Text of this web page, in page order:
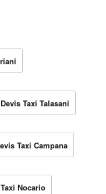
Devis Taxi Talasani
Taxi Campana
Nocario